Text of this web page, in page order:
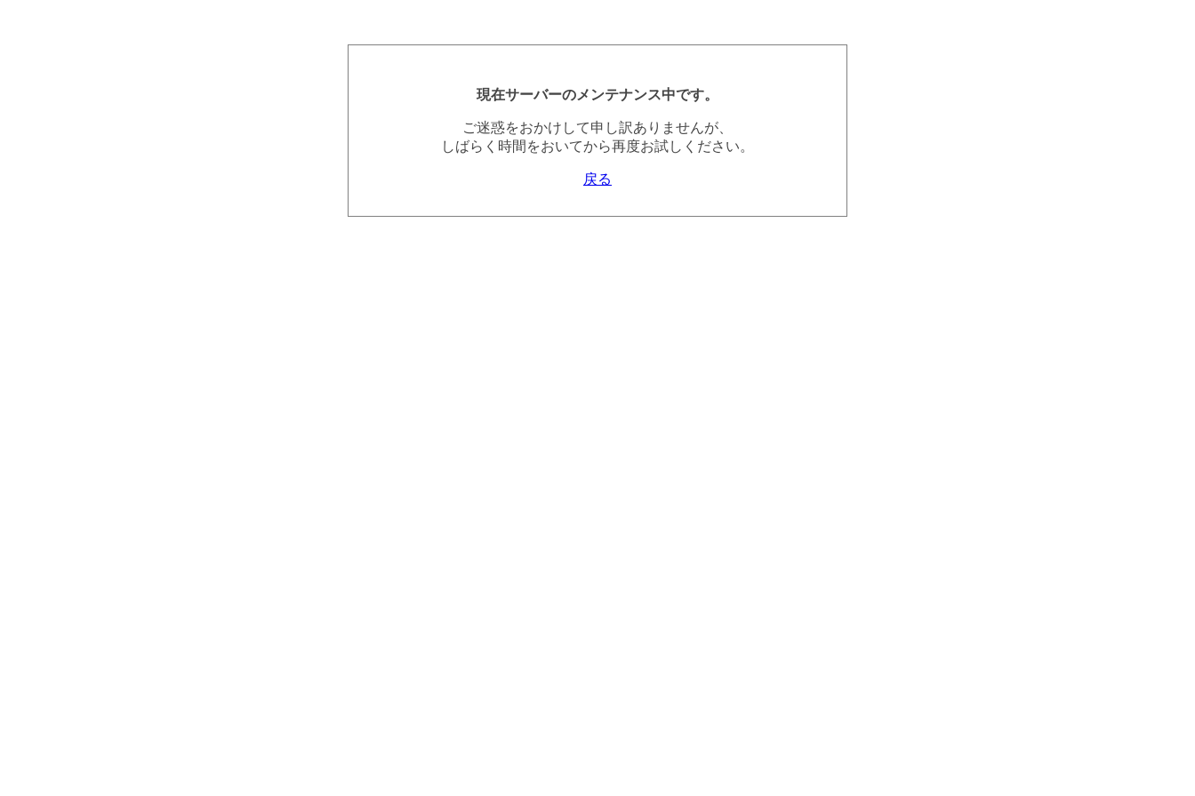
現在サーバーのメンテナンス中です。
ご迷惑をおかけして申し訳ありませんが、
しばらく時間をおいてから再度お試しください。
戻る